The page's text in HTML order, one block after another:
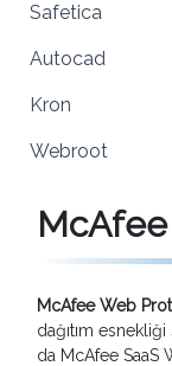
McAfee Web
dağıtım
da McAfee SaaS
Safetica
Autocad
Kron
Webroot